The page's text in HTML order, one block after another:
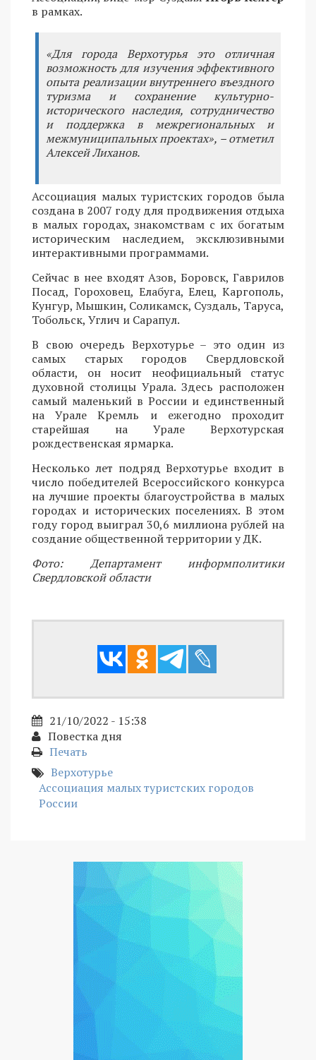
в рамках.
«Для города Верхотурья это отличная
возможность для изучения эффективного
опыта реализации внутреннего въездного
туризма и сохранение культурно-
исторического наследия, сотрудничество
и поддержка в межрегиональных и
межмуниципальных проектах», – отметил
Алексей Лиханов.
Ассоциация малых туристских городов была
создана в 2007 году для продвижения отдыха
в малых городах, знакомствам с их богатым
историческим наследием, эксклюзивными
интерактивными программами.
Сейчас в нее входят Азов, Боровск, Гаврилов
Посад, Гороховец, Елабуга, Елец, Каргополь,
Кунгур, Мышкин, Соликамск, Суздаль, Таруса,
Тобольск, Углич и Сарапул.
В свою очередь Верхотурье – это один из
самых старых городов Свердловской
области, он носит неофициальный статус
духовной столицы Урала. Здесь расположен
самый маленький в России и единственный
на Урале Кремль и ежегодно проходит
старейшая на Урале Верхотурская
рождественская ярмарка.
Несколько лет подряд Верхотурье входит в
число победителей Всероссийского конкурса
на лучшие проекты благоустройства в малых
городах и исторических поселениях. В этом
году город выиграл 30,6 миллиона рублей на
создание общественной территории у ДК.
Фото: Департамент информполитики
Свердловской области
21/10/2022 - 15:38
Повестка дня
Печать
Верхотурье
Ассоциация малых туристских городов
России